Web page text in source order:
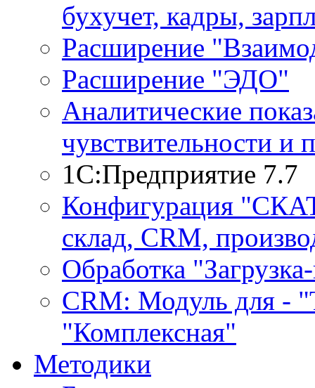
бухучет, кадры,
Расширение
Расширение "ЭДО"
Аналитические
чувствительности и
1С:Предприятие 7.7
Конфигурация
склад, CRM,
Обработка
CRM: Модуль для -
"Комплексная"
Методики